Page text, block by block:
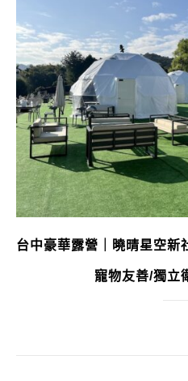
台中豪華露營｜曉晴星空新
寵物友善/獨立